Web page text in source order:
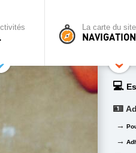
La carte du site
NAVIGATION
💻
🪪
→
→